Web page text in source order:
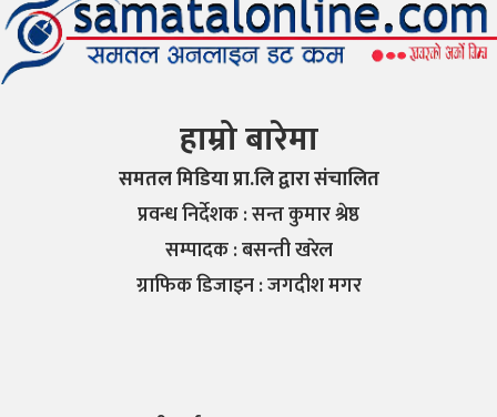
हाम्रो बारेमा
समतल मिडिया प्रा.लि द्वारा संचालित
प्रवन्ध निर्देशक : सन्त कुमार श्रेष्ठ
सम्पादक : बसन्ती खरेल
ग्राफिक डिजाइन : जगदीश मगर